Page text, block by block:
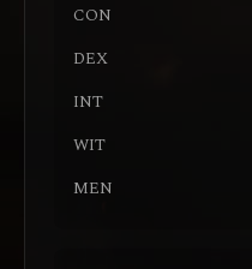
CON
DEX
INT
WIT
MEN